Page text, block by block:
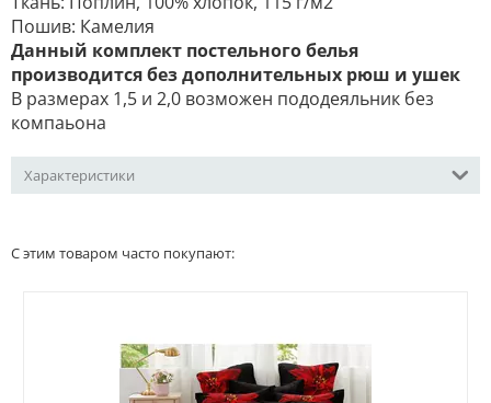
Пошив: Камелия
Данный комплект постельного белья
производится без дополнительных рюш и ушек
В размерах 1,5 и 2,0 возможен пододеяльник без
компаьона
Характеристики
С этим товаром часто покупают: